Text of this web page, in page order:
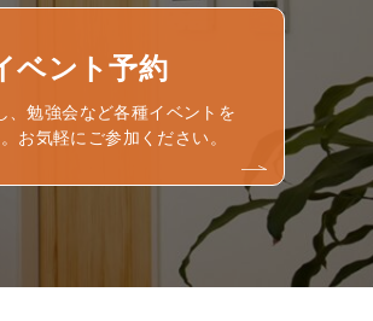
ベント予約
、勉強会など各種イベントを
お気軽にご参加ください。